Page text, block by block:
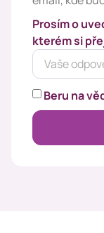
Prosím o
kterém si
Beru na